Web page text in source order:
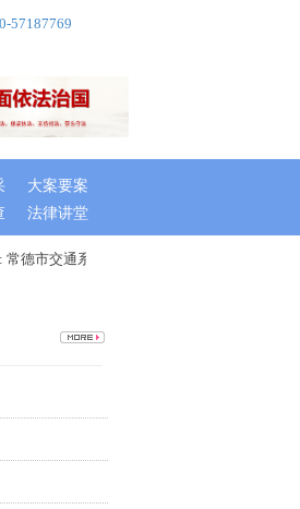
德市交通系统举办出租车驾驶员创文专题培训
法律讲堂
57187769
大案要案